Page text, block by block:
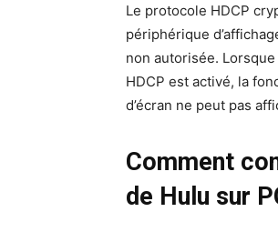
Le protocole HDCP
périphérique
non autorisée.
HDCP est activé, la
d’écran ne peut pas
Comment
de Hulu sur